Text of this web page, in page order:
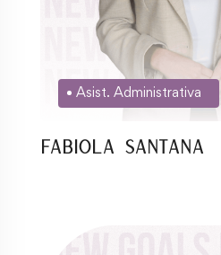
Asist. Administrativa
Fabiola Santana